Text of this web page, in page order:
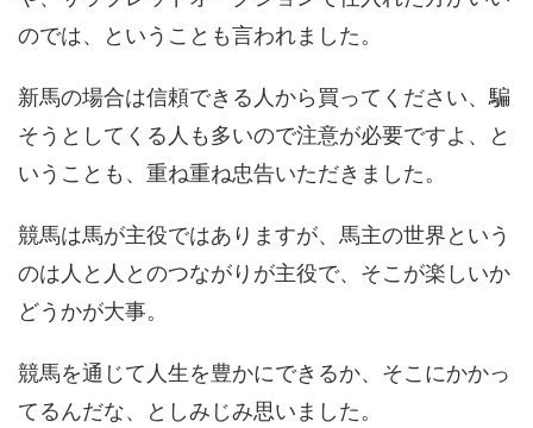
のでは、ということも言われました。
新馬の場合は信頼できる人から買ってください、騙
そうとしてくる人も多いので注意が必要ですよ、と
いうことも、重ね重ね忠告いただきました。
競馬は馬が主役ではありますが、馬主の世界という
のは人と人とのつながりが主役で、そこが楽しいか
どうかが大事。
競馬を通じて人生を豊かにできるか、そこにかかっ
てるんだな、としみじみ思いました。